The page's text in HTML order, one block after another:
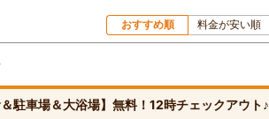
おすすめ順 料金が安い順
駐車場＆大浴場】無料！12時チェックアウト♪